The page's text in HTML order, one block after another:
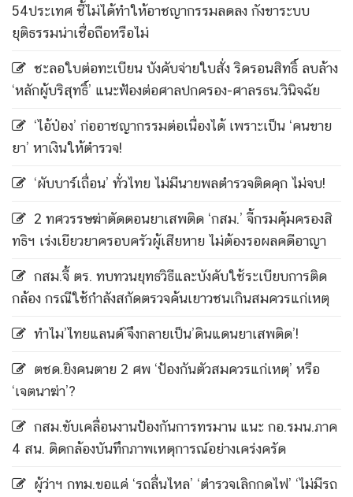
54ประเทศ ชี้ไม่ได้ทำให้อาชญากรรมลดลง กังขาระบบ
ยุติธรรมน่าเชื่อถือหรือไม่
ชะลอใบต่อทะเบียน บังคับจ่ายใบสั่ง ริดรอนสิทธิ์ ลบล้าง
‘หลักผู้บริสุทธิ์’ แนะฟ้องต่อศาลปกครอง-ศาลรธน.วินิจฉัย
‘ไอ้ป๋อง’ ก่ออาชญากรรมต่อเนื่องได้ เพราะเป็น ‘คนขาย
ยา’ หาเงินให้ตำรวจ!
‘ผับบาร์เถื่อน’ ทั่วไทย ไม่มีนายพลตำรวจติดคุก ไม่จบ!
2 ทศวรรษฆ่าตัดตอนยาเสพติด ‘กสม.’ จี้กรมคุ้มครองสิ
ทธิฯ เร่งเยียวยาครอบครัวผู้เสียหาย ไม่ต้องรอผลคดีอาญา
กสม.จี้ ตร. ทบทวนยุทธวิธีและบังคับใช้ระเบียบการติด
กล้อง กรณีใช้กำลังสกัดตรวจค้นเยาวชนเกินสมควรแก่เหตุ
ทำไม’ไทยแลนด์’จึงกลายเป็น’ดินแดนยาเสพติด’!
ตชด.ยิงคนตาย 2 ศพ ‘ป้องกันตัวสมควรแก่เหตุ’ หรือ
‘เจตนาฆ่า’?
กสม.ขับเคลื่อนงานป้องกันการทรมาน แนะ กอ.รมน.ภาค
4 สน. ติดกล้องบันทึกภาพเหตุการณ์อย่างเคร่งครัด
ผู้ว่าฯ กทม.ขอแค่ ‘รถลื่นไหล’ ‘ตำรวจเลิกกดไฟ’ ‘ไม่มีรถ